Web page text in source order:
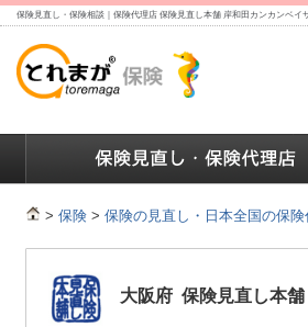
保険見直し・保険相談｜保険代理店 保険見直し本舗 岸和田カンカンベイ
> 保険 > 保険の見直し・日本全国の保険
大阪府 保険見直し本